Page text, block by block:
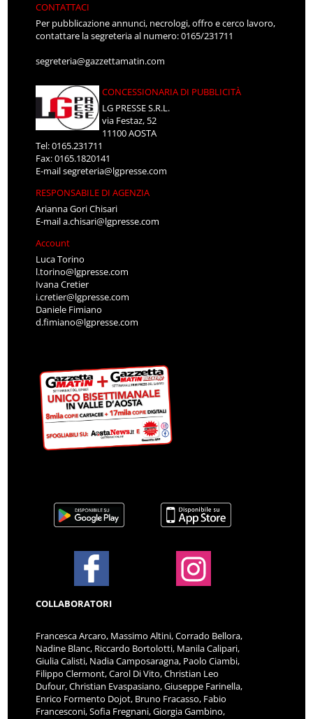
CONTATTACI
Per pubblicazione annunci, necrologi, offro e cerco lavoro,
contattare la segreteria al numero: 0165/231711
segreteria@gazzettamatin.com
CONCESSIONARIA DI PUBBLICITÀ
LG PRESSE S.R.L.
via Festaz, 52
11100 AOSTA
Tel: 0165.231711
Fax: 0165.1820141
E-mailsegreteria@lgpresse.com
RESPONSABILE DI AGENZIA
Arianna Gori Chisari
E-maila.chisari@lgpresse.com
Account
Luca Torino
l.torino@lgpresse.com
Ivana Cretier
i.cretier@lgpresse.com
Daniele Fimiano
d.fimiano@lgpresse.com
COLLABORATORI
Francesca Arcaro, Massimo Altini, Corrado Bellora,
Nadine Blanc, Riccardo Bortolotti, Manila Calipari,
Giulia Calisti, Nadia Camposaragna, Paolo Ciambi,
Filippo Clermont, Carol Di Vito, Christian Leo
Dufour, Christian Evaspasiano, Giuseppe Farinella,
Enrico Formento Dojot, Bruno Fracasso, Fabio
Francesconi, Sofia Fregnani, Giorgia Gambino,